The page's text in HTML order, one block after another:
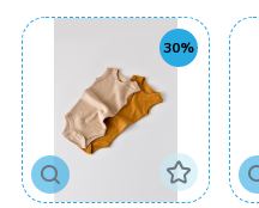
30%